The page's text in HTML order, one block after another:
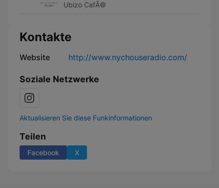
Ubizo CafÃ©
Kontakte
Website http://www.nychouseradio.com/
Soziale Netzwerke
Aktualisieren Sie diese Funkinformationen
Teilen
Facebook X